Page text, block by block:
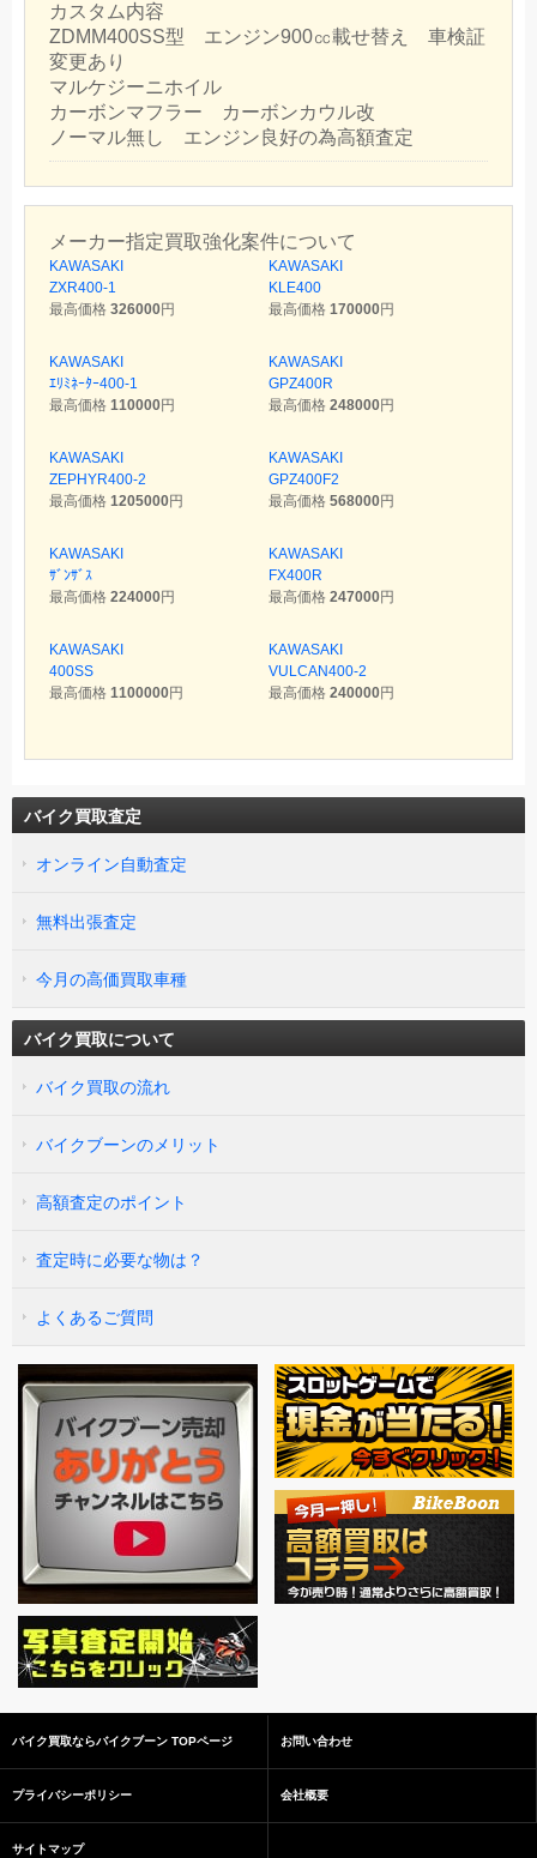
カスタム内容
ZDMM400SS型 エンジン900㏄載せ替え 車検証
変更あり
マルケジーニホイル
カーボンマフラー カーボンカウル改
ノーマル無し エンジン良好の為高額査定
メーカー指定買取強化案件について
KAWASAKI
ZXR400-1
最高価格 326000円
KAWASAKI
KLE400
最高価格 170000円
KAWASAKI
ｴﾘﾐﾈｰﾀｰ400-1
最高価格 110000円
KAWASAKI
GPZ400R
最高価格 248000円
KAWASAKI
ZEPHYR400-2
最高価格 1205000円
KAWASAKI
GPZ400F2
最高価格 568000円
KAWASAKI
ｻﾞﾝｻﾞｽ
最高価格 224000円
KAWASAKI
FX400R
最高価格 247000円
KAWASAKI
400SS
最高価格 1100000円
KAWASAKI
VULCAN400-2
最高価格 240000円
バイク買取査定
オンライン自動査定
無料出張査定
今月の高価買取車種
バイク買取について
バイク買取の流れ
バイクブーンのメリット
高額査定のポイント
査定時に必要な物は？
よくあるご質問
バイク買取ならバイクブーン TOPページ お問い合わせ
プライバシーポリシー 会社概要
サイトマップ